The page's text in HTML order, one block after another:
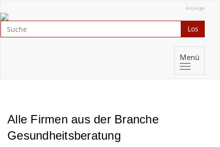
Anzeige
Los
Menü
Alle Firmen aus der Branche
Gesundheitsberatung